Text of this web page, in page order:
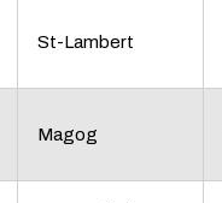
St-Lambert
Magog